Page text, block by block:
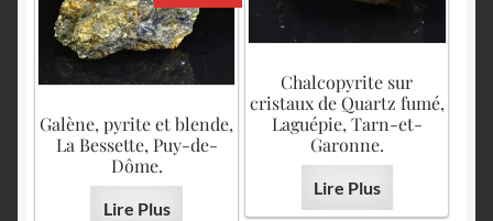
Chalcopyrite sur
cristaux de Quartz fumé,
Laguépie, Tarn-et-
Garonne.
Lire Plus
Galène, pyrite et blende,
La Bessette, Puy-de-
Dôme.
Lire Plus